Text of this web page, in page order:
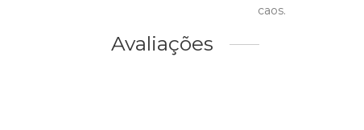
caos.
Avaliações